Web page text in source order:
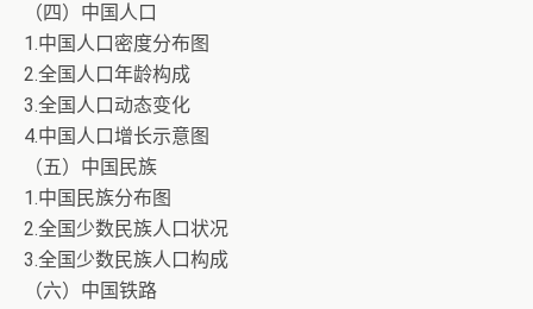
（四）中国人口
1.中国人口密度分布图
2.全国人口年龄构成
3.全国人口动态变化
4.中国人口增长示意图
（五）中国民族
1.中国民族分布图
2.全国少数民族人口状况
3.全国少数民族人口构成
（六）中国铁路